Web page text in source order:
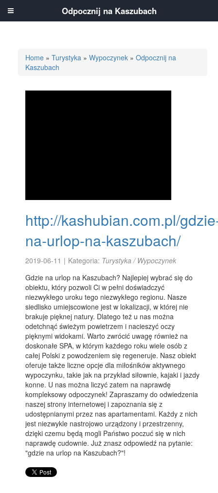
Home »Turystyka »Wypoczynek »Odpocznij na
Kaszubach
http://kashubian.com.pl/
na-urlop-na-kaszubach/
2019-06-11 | Kategoria: Turystyka / Wypoczynek
Gdzie na urlop na Kaszubach? Najlepiej wybrać się do
obiektu, który pozwoli Ci w pełni doświadczyć
niezwykłego uroku tego niezwykłego regionu. Nasze
siedlisko umiejscowione jest w lokalizacji, w której nie
brakuje pięknej natury. Dlatego też u nas można
odetchnąć świeżym powietrzem i nacieszyć oczy
pięknymi widokami. Warto zwrócić uwagę również na
doskonałe SPA, w którym każdego roku wiele osób z
całej Polski z powodzeniem się regeneruje. Nasz obiekt
oferuje także liczne opcje dla miłośników aktywnego
wypoczynku, takie jak na przykład siłownie, kajaki i jazdy
konne. U nas można liczyć zatem na naprawdę
kompleksowy odpoczynek! Zapraszamy do odwiedzenia
naszej strony internetowej i zapoznania się z
udostępnianymi przez nas apartamentami. Każdy z nich
jest niezwykle nastrojowo urządzony i przestrzenny,
dzięki czemu będą mogli Państwo poczuć się w nich
naprawdę cudownie. Już znasz odpowiedź na pytanie:
"gdzie na urlop na Kaszubach?"!
Odpocznij na Kaszubach